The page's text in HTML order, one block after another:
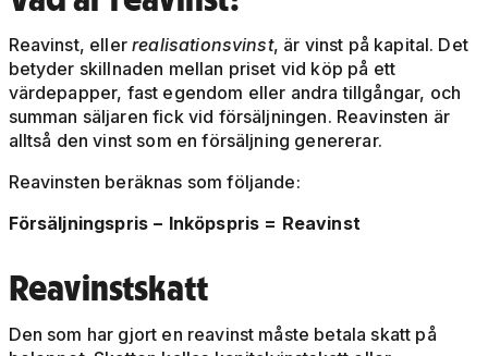
Reavinst, ellerrealisationsvinst, är vinst på kapital. Det
betyder skillnaden mellan priset vid köp på ett
värdepapper, fast egendom eller andra tillgångar, och
summan säljaren fick vid försäljningen. Reavinsten är
alltså den vinst som en försäljning genererar.
Reavinsten beräknas som följande:
Försäljningspris − Inköpspris = Reavinst
Reavinstskatt
Den som har gjort en reavinst måste betala skatt på